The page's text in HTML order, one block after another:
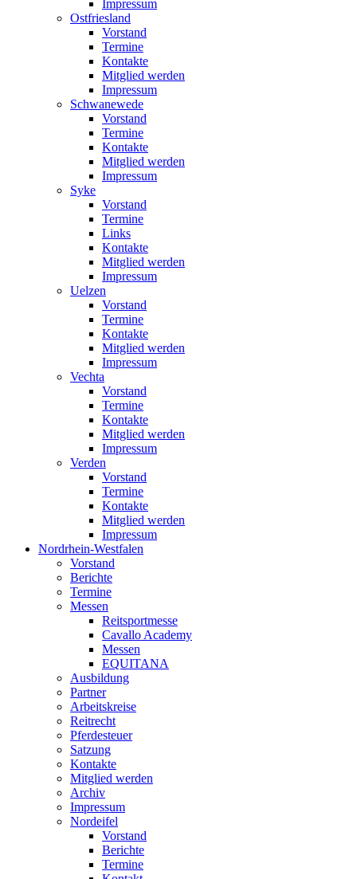
Impressum
Ostfriesland
Vorstand
Termine
Kontakte
Mitglied werden
Impressum
Schwanewede
Vorstand
Termine
Kontakte
Mitglied werden
Impressum
Syke
Vorstand
Termine
Links
Kontakte
Mitglied werden
Impressum
Uelzen
Vorstand
Termine
Kontakte
Mitglied werden
Impressum
Vechta
Vorstand
Termine
Kontakte
Mitglied werden
Impressum
Verden
Vorstand
Termine
Kontakte
Mitglied werden
Impressum
Nordrhein-Westfalen
Vorstand
Berichte
Termine
Messen
Reitsportmesse
Cavallo Academy
Messen
EQUITANA
Ausbildung
Partner
Arbeitskreise
Reitrecht
Pferdesteuer
Satzung
Kontakte
Mitglied werden
Archiv
Impressum
Nordeifel
Vorstand
Berichte
Termine